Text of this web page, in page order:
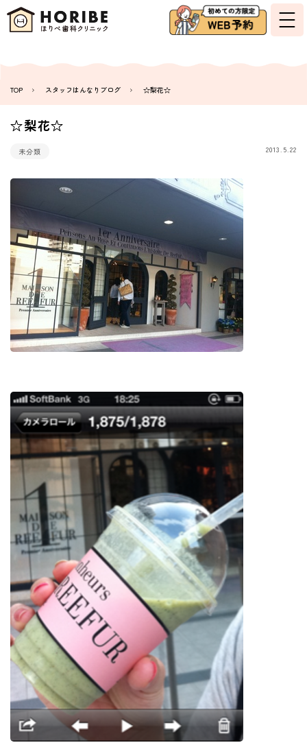
TOP スタッフはんなりブログ ☆梨花☆
☆梨花☆
未分類 2013.5.22